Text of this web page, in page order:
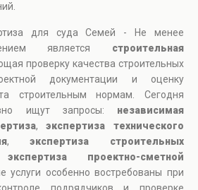
для суда Семей - Не менее
является строительная
проверку качества строительных
документации и оценку
строительным нормам. Сегодня
ищут запросы: независимая
,экспертиза технического
,экспертиза строительных
экспертиза проектно-сметной
услуги особенно востребованы при